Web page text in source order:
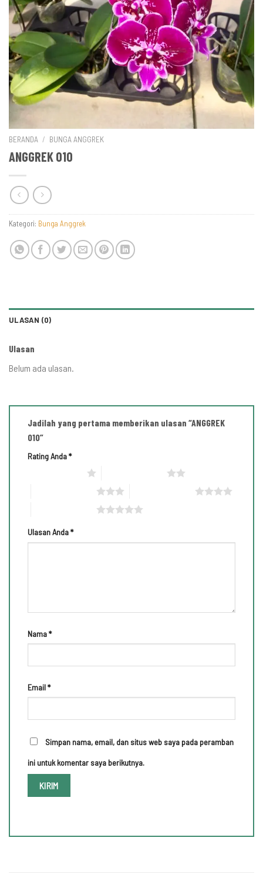
BERANDA / BUNGA ANGGREK
ANGGREK 010
Kategori: Bunga Anggrek
ULASAN (0)
Ulasan
Belum ada ulasan.
Jadilah yang pertama memberikan ulasan “ANGGREK
010”
Rating Anda*
Ulasan Anda*
Nama*
Email*
Simpan nama, email, dan situs web saya pada peramban
ini untuk komentar saya berikutnya.